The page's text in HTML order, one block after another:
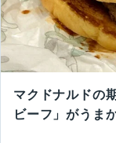
マクドナルドの
ビーフ」がうま